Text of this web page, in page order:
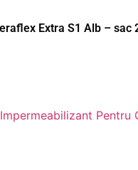
Extra S1 Alb – sac